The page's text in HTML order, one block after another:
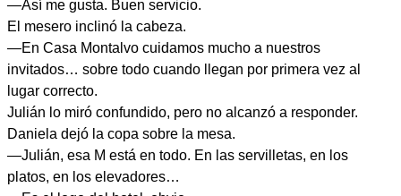
—Así me gusta. Buen servicio.
El mesero inclinó la cabeza.
—En Casa Montalvo cuidamos mucho a nuestros
invitados… sobre todo cuando llegan por primera vez al
lugar correcto.
Julián lo miró confundido, pero no alcanzó a responder.
Daniela dejó la copa sobre la mesa.
—Julián, esa M está en todo. En las servilletas, en los
platos, en los elevadores…